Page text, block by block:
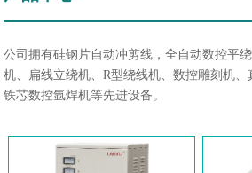
公司拥有硅钢片自动冲剪线，全自动数控平
机、扁线立绕机、R型绕线机、数控雕刻机
铁芯数控氩焊机等先进设备。